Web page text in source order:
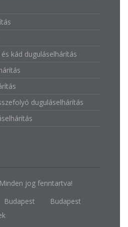
kád duguláselhárítás
duguláselhárítás
jog fenntartva!
Budapest Budapest